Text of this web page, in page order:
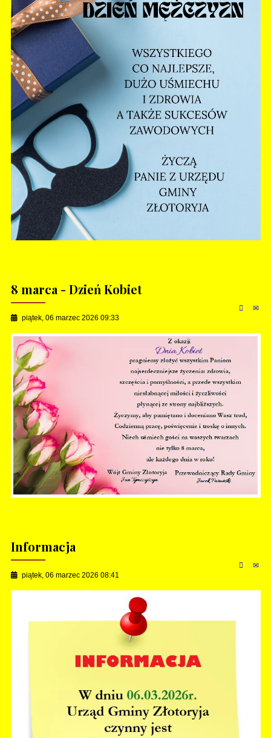
8 marca - Dzień Kobiet
piątek, 06 marzec 2026 09:33
Informacja
piątek, 06 marzec 2026 08:41